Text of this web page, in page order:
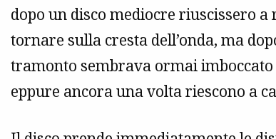
dopo un disco mediocre riuscissero
tornare sulla cresta dell’onda, ma
tramonto sembrava ormai
eppure ancora una volta riescono a